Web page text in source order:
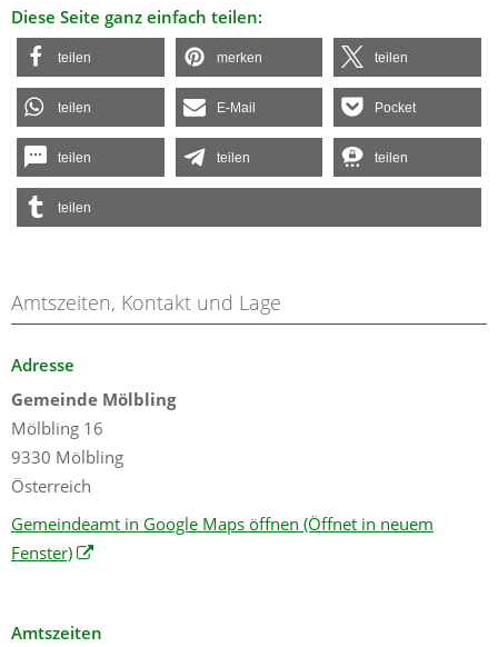
Diese Seite ganz einfach teilen:
teilen merken teilen
teilen E-Mail Pocket
teilen teilen teilen
teilen
Amtszeiten, Kontakt und Lage
Adresse
Gemeinde Mölbling
Mölbling 16
9330 Mölbling
Österreich
Gemeindeamt in Google Maps öffnen (Öffnet in neuem
Fenster)
Amtszeiten